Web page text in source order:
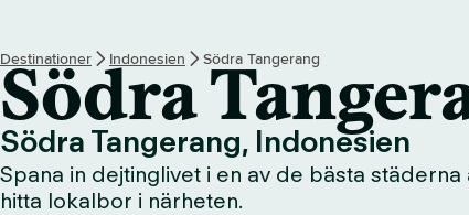
s
s
a
r
t
s
Destinationer Indonesien Södra Tangerang
Södra
Södra Tangerang, Indonesien
Spana in dejtinglivet i en av de bästa
hitta lokalbor i närheten.